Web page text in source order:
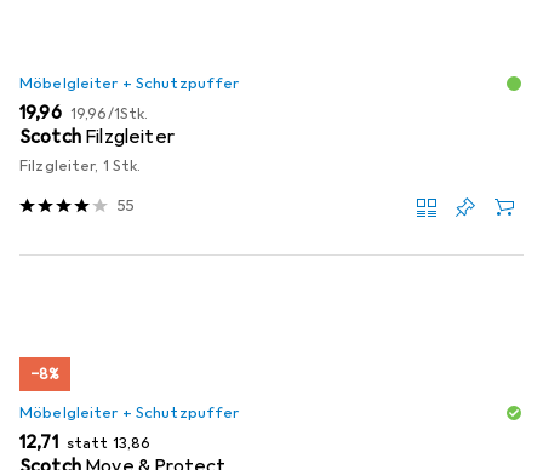
Möbelgleiter + Schutzpuffer
EUR
19,96 EUR
19,96/1Stk.
Scotch Filzgleiter
Filzgleiter, 1 Stk.
55
−8%
Möbelgleiter + Schutzpuffer
EUR
12,71 statt EUR
13,86